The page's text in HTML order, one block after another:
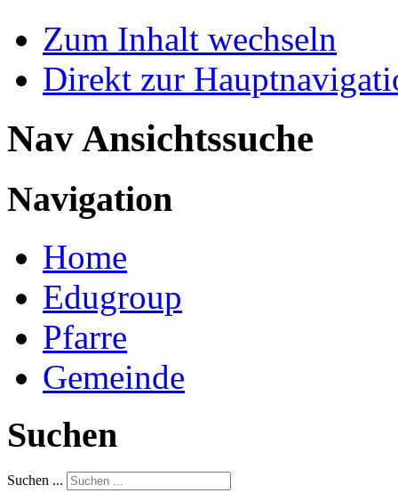
Zum Inhalt wechseln
Direkt zur
Nav Ansichtssuche
Navigation
Home
Edugroup
Pfarre
Gemeinde
Suchen
Suchen ...